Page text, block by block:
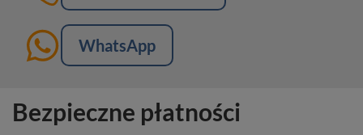
WhatsApp
Bezpieczne płatności